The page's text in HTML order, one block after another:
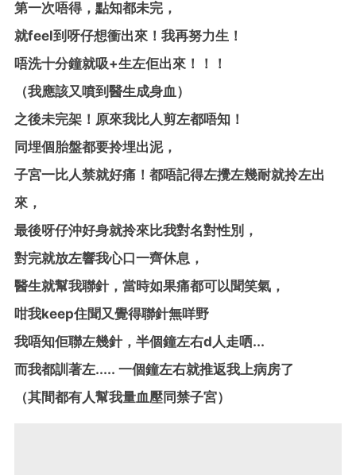
第一次唔得，點知都未完，
就feel到呀仔想衝出來！我再努力生！
唔洗十分鐘就吸+生左佢出來！！！
（我應該又噴到醫生成身血）
之後未完架！原來我比人剪左都唔知！
同埋個胎盤都要拎埋出泥，
子宮一比人禁就好痛！都唔記得左攪左幾耐就拎左出
來，
最後呀仔沖好身就拎來比我對名對性別，
對完就放左響我心口一齊休息，
醫生就幫我聯針，當時如果痛都可以聞笑氣，
咁我keep住聞又覺得聯針無咩野
我唔知佢聯左幾針，半個鐘左右d人走哂...
而我都訓著左..... 一個鐘左右就推返我上病房了
（其間都有人幫我量血壓同禁子宮）